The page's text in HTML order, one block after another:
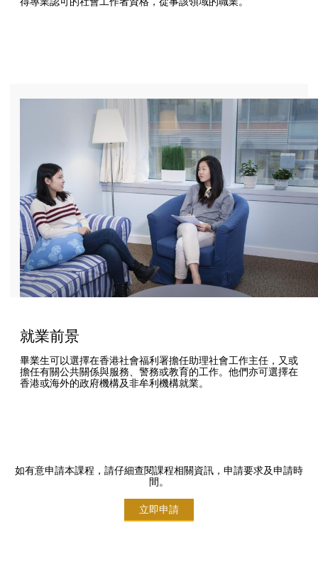
就業前景
畢業生可以選擇在香港社會福利署擔任助理社會工作主任，又或
擔任有關公共關係與服務、警務或教育的工作。他們亦可選擇在
香港或海外的政府機構及非牟利機構就業。
如有意申請本課程，請仔細查閱課程相關資訊，申請要求及申請時
間。
立即申請